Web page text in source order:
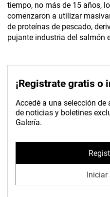
tiempo, no más de 15 años,
comenzaron a utilizar
de proteínas de pescado,
pujante industria del salmón
¡Registrate gratis o
Accedé a una selección
de noticias y boletines
Galería.
Iniciar